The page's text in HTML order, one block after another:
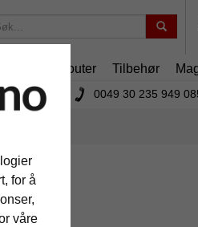
for å
våre
Passepartouter Tilbehør
bestiller! 0049 30 235 949